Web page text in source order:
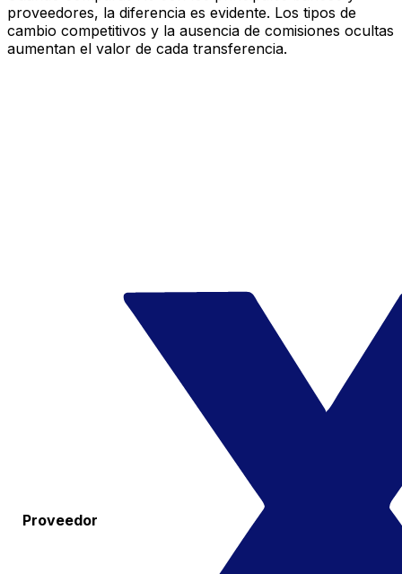
proveedores, la diferencia es evidente. Los tipos de
cambio competitivos y la ausencia de comisiones ocultas
aumentan el valor de cada transferencia.
Proveedor